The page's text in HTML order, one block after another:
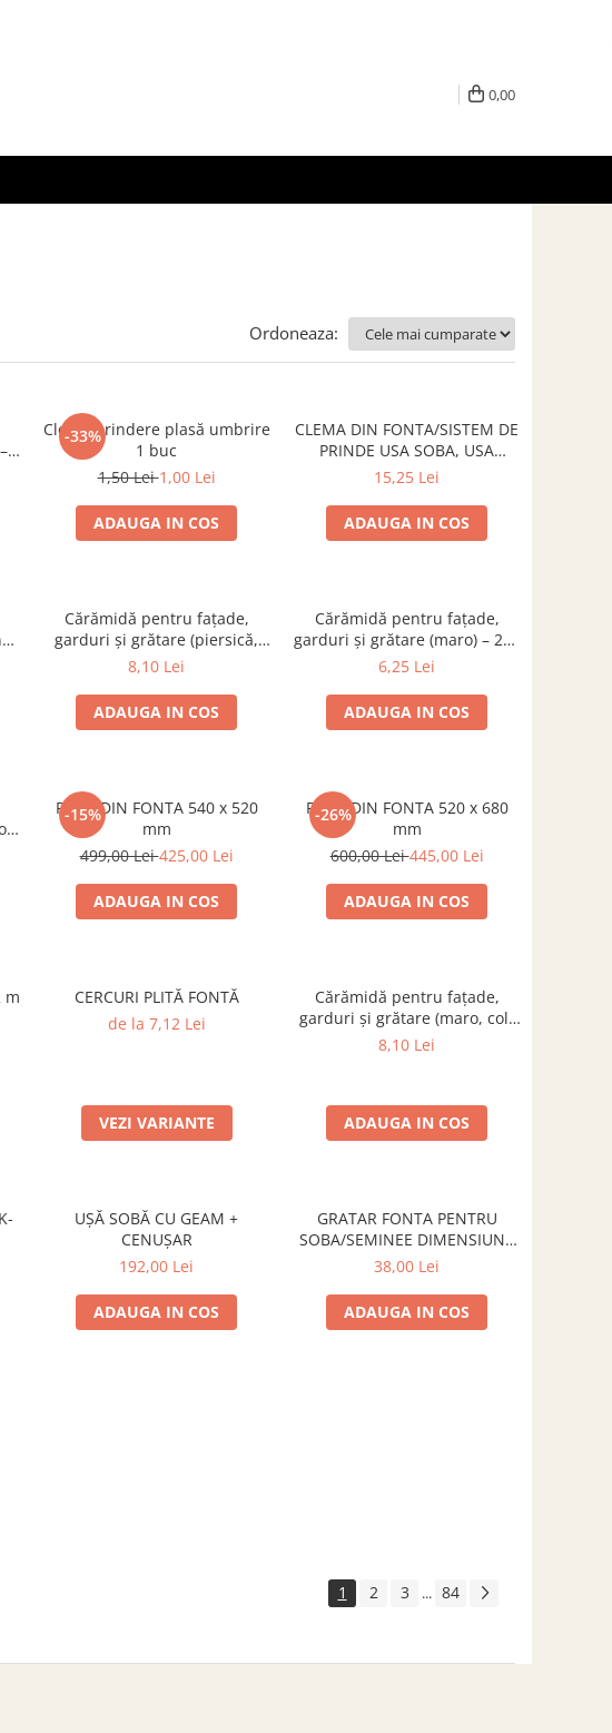
0,00
Ordoneaza:
-33%
Clemă prindere plasă umbrire
1 buc
1,50 Lei1,00 Lei
ADAUGA IN COS
CLEMA DIN FONTA/SISTEM DE
PRINDE USA SOBA, USA
SEMINEU
15,25 Lei
ADAUGA IN COS
Cărămidă pentru fațade,
garduri și grătare (piersică,
colț rotunjit) – 250 × 120 × 65
8,10 Lei
ADAUGA IN COS
Cărămidă pentru fațade,
garduri și grătare (maro) – 250
× 120 × 65 mm
6,25 Lei
ADAUGA IN COS
-15%
PLITA DIN FONTA 540 x 520
mm
499,00 Lei425,00 Lei
ADAUGA IN COS
-26%
PLITA DIN FONTA 520 x 680
mm
600,00 Lei445,00 Lei
ADAUGA IN COS
m
CERCURI PLITĂ FONTĂ
de la 7,12 Lei
VEZI VARIANTE
Cărămidă pentru fațade,
garduri și grătare (maro, colț
rotunjit) – 250 × 120 × 65 mm
8,10 Lei
ADAUGA IN COS
UȘĂ SOBĂ CU GEAM +
CENUȘAR
192,00 Lei
ADAUGA IN COS
GRATAR FONTA PENTRU
SOBA/SEMINEE DIMENSIUNE
250x170 mm
38,00 Lei
ADAUGA IN COS
1 2 3 ... 84